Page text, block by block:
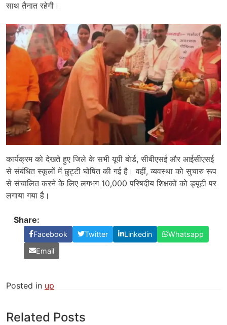
साथ तैनात रहेगी।
कार्यक्रम को देखते हुए जिले के सभी यूपी बोर्ड, सीबीएसई और आईसीएसई
से संबंधित स्कूलों में छुट्टी घोषित की गई है। वहीं, व्यवस्था को सुचारु रूप
से संचालित करने के लिए लगभग 10,000 परिषदीय शिक्षकों को ड्यूटी पर
लगाया गया है।
Share:
Facebook Twitter Linkedin
Whatsapp
Email
Posted in up
Related Posts